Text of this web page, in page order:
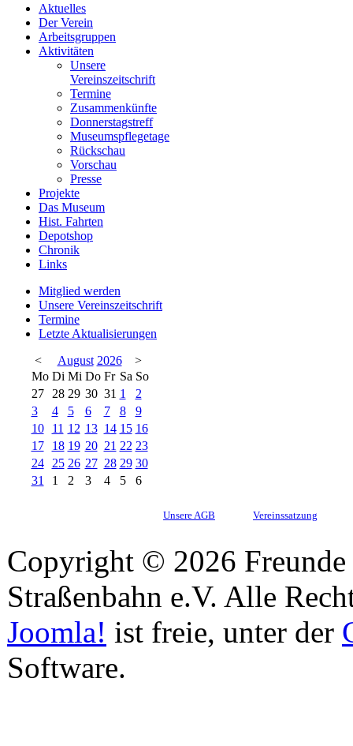
Aktuelles
Der Verein
Arbeitsgruppen
Aktivitäten
Unsere
Vereinszeitschrift
Termine
Zusammenkünfte
Donnerstagstreff
Museumspflegetage
Rückschau
Vorschau
Presse
Projekte
Das Museum
Hist. Fahrten
Depotshop
Chronik
Links
Mitglied werden
Unsere Vereinszeitschrift
Termine
Letzte Aktualisierungen
<
August 2026
>
Mo Di Mi Do Fr Sa So
27
28 29 30 31 1
2
3
4 5 6 7 8
9
10
11 12 13 14 15 16
17
18 19 20 21 22 23
24
25 26 27 28 29 30
31
1 2 3 4 5 6
Unsere AGB Vereinssatzung
Copyright © 2026
Straßenbahn e.V. Alle
Joomla! ist freie, unter der
Software.